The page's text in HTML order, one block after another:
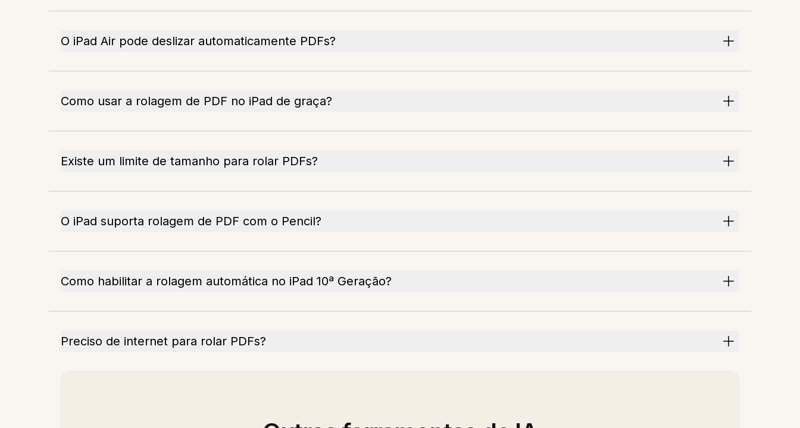
O iPad Air pode deslizar automaticamente PDFs?
Como usar a rolagem de PDF no iPad de graça?
Existe um limite de tamanho para rolar PDFs?
O iPad suporta rolagem de PDF com o Pencil?
Como habilitar a rolagem automática no iPad 10ª Geração?
Preciso de internet para rolar PDFs?